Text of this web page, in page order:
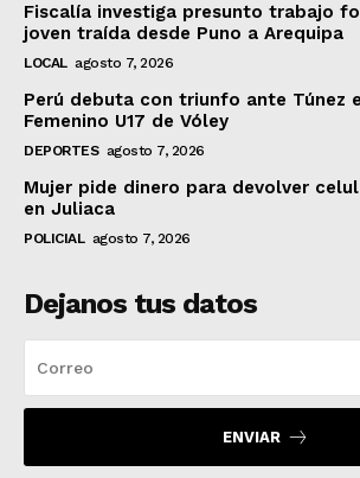
Fiscalía investiga presunto trabajo
joven traída desde Puno a Arequipa
LOCAL agosto 7, 2026
Perú debuta con triunfo ante Túnez
Femenino U17 de Vóley
DEPORTES agosto 7, 2026
Mujer pide dinero para devolver
en Juliaca
POLICIAL agosto 7, 2026
Dejanos tus datos
ENVIAR